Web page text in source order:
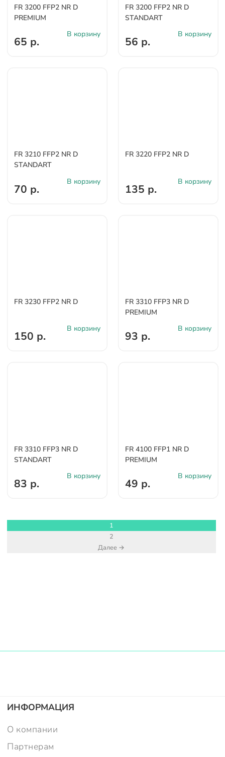
FR 3200 FFP2 NR D
PREMIUM
65 р.
В корзину
FR 3200 FFP2 NR D
STANDART
56 р.
В корзину
FR 3210 FFP2 NR D
STANDART
70 р.
В корзину
FR 3220 FFP2 NR D
135 р.
В корзину
FR 3230 FFP2 NR D
150 р.
В корзину
FR 3310 FFP3 NR D
PREMIUM
93 р.
В корзину
FR 3310 FFP3 NR D
STANDART
83 р.
В корзину
FR 4100 FFP1 NR D
PREMIUM
49 р.
В корзину
1
2
Далее →
ИНФОРМАЦИЯ
О компании
Партнерам